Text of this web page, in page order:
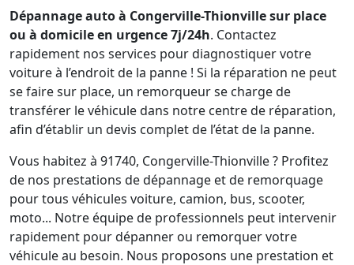
Dépannage auto à Congerville-Thionville sur place
ou à domicile en urgence 7j/24h. Contactez
rapidement nos services pour diagnostiquer votre
voiture à l’endroit de la panne ! Si la réparation ne peut
se faire sur place, un remorqueur se charge de
transférer le véhicule dans notre centre de réparation,
afin d’établir un devis complet de l’état de la panne.
Vous habitez à 91740, Congerville-Thionville ? Profitez
de nos prestations de dépannage et de remorquage
pour tous véhicules voiture, camion, bus, scooter,
moto... Notre équipe de professionnels peut intervenir
rapidement pour dépanner ou remorquer votre
véhicule au besoin. Nous proposons une prestation et